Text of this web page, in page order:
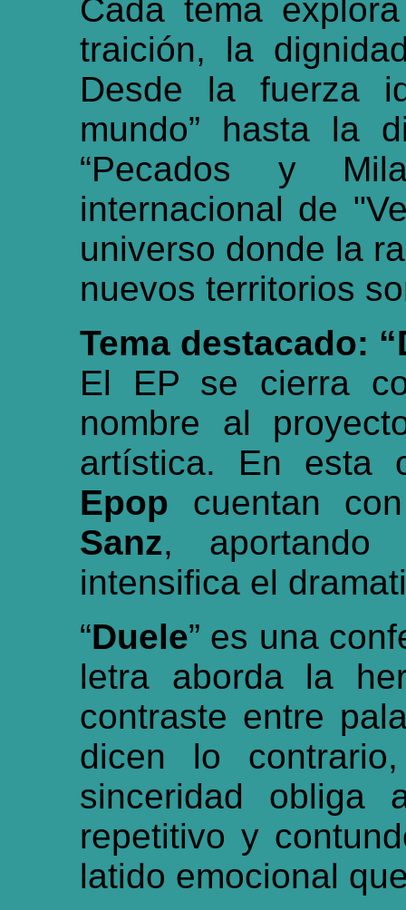
Cada tema
traición, la
Desde la fuerza
mundo” hasta la
“Pecados y
internacional de
universo donde la
nuevos territorios
Tema destacado:
El EP se cierra
nombre al
artística. En esta
Epop cuentan
Sanz, aportando
intensifica el
“Duele” es una
letra aborda la
contraste entre
dicen lo
sinceridad obliga
repetitivo y
latido emocional